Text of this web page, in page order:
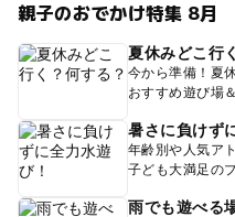
親子のおでかけ特集 8月
夏休みどこ行
今から準備！夏
おすすめ遊び場
暑さに負けず
年齢別や人気ア
子ども大満足の
雨でも遊べる